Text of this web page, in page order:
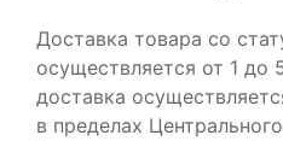
Доставка товара со
осуществляется от 1 до
доставка
в пределах